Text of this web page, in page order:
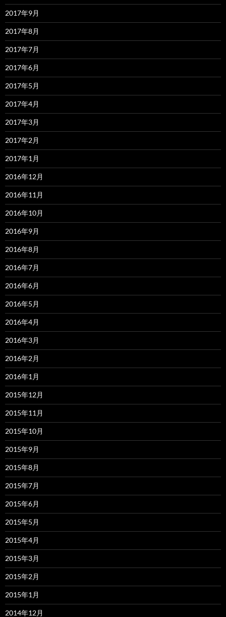
2017年9月
2017年8月
2017年7月
2017年6月
2017年5月
2017年4月
2017年3月
2017年2月
2017年1月
2016年12月
2016年11月
2016年10月
2016年9月
2016年8月
2016年7月
2016年6月
2016年5月
2016年4月
2016年3月
2016年2月
2016年1月
2015年12月
2015年11月
2015年10月
2015年9月
2015年8月
2015年7月
2015年6月
2015年5月
2015年4月
2015年3月
2015年2月
2015年1月
2014年12月